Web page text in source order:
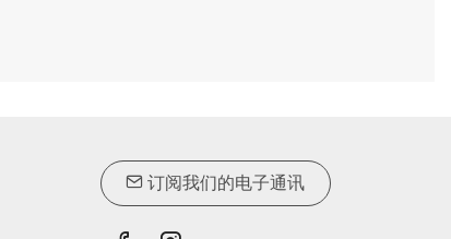
订阅我们的电子通讯